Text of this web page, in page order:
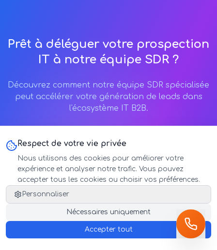
Prêt à déléguer votre prospection
IT à notre équipe SDR ?
Découvrez comment notre équipe SDR spécialisée
peut accélérer votre génération de leads dans
l'écosystème IT B2B.
Planifier un Appel Découverte
Email Direct
Respect de votre vie privée
Nous utilisons des cookies pour améliorer votre
expérience et analyser notre trafic. Vous pouvez
accepter tous les cookies ou choisir vos préférences.
Personnaliser
Nécessaires uniquement
Accepter tout